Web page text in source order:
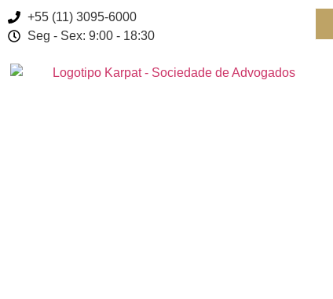
+55 (11) 3095-6000
Seg - Sex: 9:00 - 18:30